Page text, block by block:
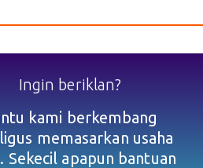
Ingin beriklan?
kami berkembang
memasarkan usaha
Sekecil apapun bantuan